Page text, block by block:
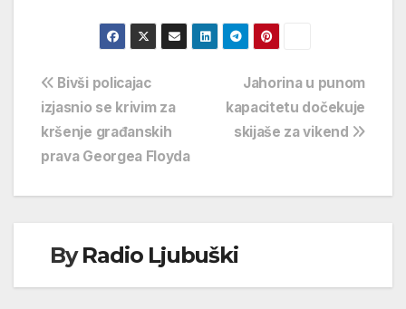
Navigacija
objava
Jahorina u punom
kapacitetu dočekuje
skijaše za vikend
Bivši policajac
izjasnio se krivim za
kršenje građanskih
prava Georgea Floyda
ByRadio Ljubuški